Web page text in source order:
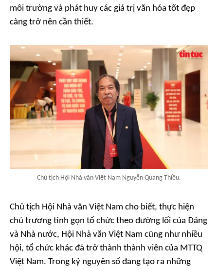
môi trường và phát huy các giá trị văn hóa tốt đẹp
càng trở nên cần thiết.
Chủ tịch Hội Nhà văn Việt Nam Nguyễn Quang Thiều.
Chủ tịch Hội Nhà văn Việt Nam cho biết, thực hiện
chủ trương tinh gọn tổ chức theo đường lối của Đảng
và Nhà nước, Hội Nhà văn Việt Nam cũng như nhiều
hội, tổ chức khác đã trở thành thành viên của MTTQ
Việt Nam. Trong kỷ nguyên số đang tạo ra những